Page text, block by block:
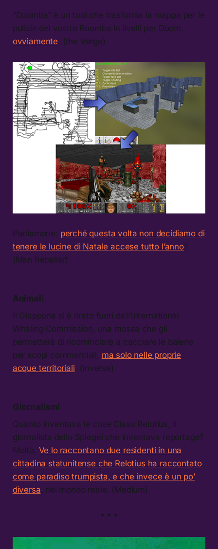
“Doomba” è un tool che trasforma la mappa per le
pulizie del vostro Roomba in livelli per Doom,
ovviamente. (the Verge)
Parliamone: perché questa volta non decidiamo di
tenere le lucine di Natale accese tutto l’anno?
(Man Repeller)
Animali
Il Giappone si è tirato fuori dall’International
Whaling Commission, una mossa che gli
permetterà di ricominciare a cacciare le balene
per scopi commerciali, ma solo nelle proprie
acque territoriali. (Inverse)
Giornalismi
Quanto inventava le cose Claas Relotius, il
giornalista dello Spiegel che inventava reportage?
Molto. Ve lo raccontano due residenti in una
cittadina statunitense che Relotius ha raccontato
come paradiso trumpista, e che invece è un po’
diversa , nel mondo reale. (Medium)
* * *